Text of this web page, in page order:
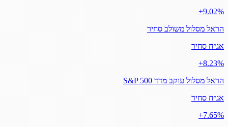
‎+9.02%
הראל מסלול משולב סחיר
אג״ח סחיר
‎+8.23%
הראל מסלול עוקב מדד S&P 500
אג״ח סחיר
‎+7.65%